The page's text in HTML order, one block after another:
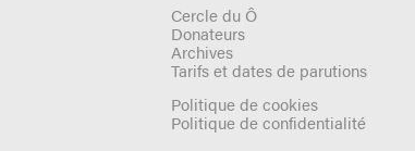
Cercle du Ô
Donateurs
Archives
Tarifs et dates de parutions
Politique de cookies
Politique de confidentialité